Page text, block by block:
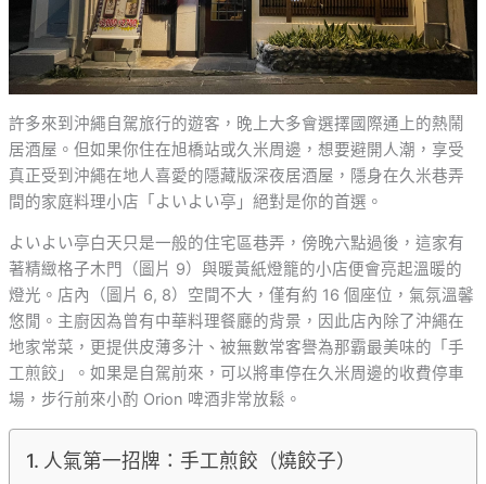
許多來到沖繩自駕旅行的遊客，晚上大多會選擇國際通上的熱鬧
居酒屋。但如果你住在旭橋站或久米周邊，想要避開人潮，享受
真正受到沖繩在地人喜愛的隱藏版深夜居酒屋，隱身在久米巷弄
間的家庭料理小店「よいよい亭」絕對是你的首選。
よいよい亭白天只是一般的住宅區巷弄，傍晚六點過後，這家有
著精緻格子木門（圖片 9）與暖黃紙燈籠的小店便會亮起溫暖的
燈光。店內（圖片 6, 8）空間不大，僅有約 16 個座位，氣氛溫馨
悠閒。主廚因為曾有中華料理餐廳的背景，因此店內除了沖繩在
地家常菜，更提供皮薄多汁、被無數常客譽為那霸最美味的「手
工煎餃」。如果是自駕前來，可以將車停在久米周邊的收費停車
場，步行前來小酌 Orion 啤酒非常放鬆。
人氣第一招牌：手工煎餃（燒餃子）